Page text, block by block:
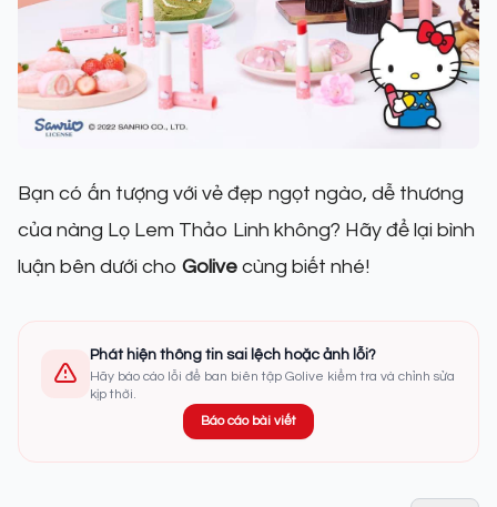
Bạn có ấn tượng với vẻ đẹp ngọt ngào, dễ thương
của nàng Lọ Lem Thảo Linh không? Hãy để lại bình
luận bên dưới cho Golive cùng biết nhé!
Phát hiện thông tin sai lệch hoặc ảnh lỗi?
Hãy báo cáo lỗi để ban biên tập Golive kiểm tra và chỉnh sửa
kịp thời.
Báo cáo bài viết